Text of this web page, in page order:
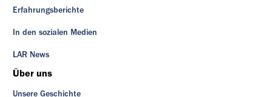
Erfahrungsberichte
In den sozialen Medien
LAR News
Über uns
Unsere Geschichte